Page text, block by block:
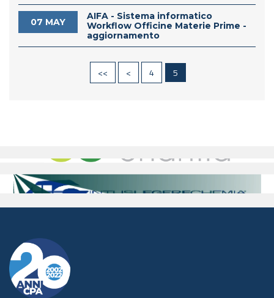
07 MAY
AIFA - Sistema informatico
Workflow Officine Materie Prime -
aggiornamento
<< < 4 5